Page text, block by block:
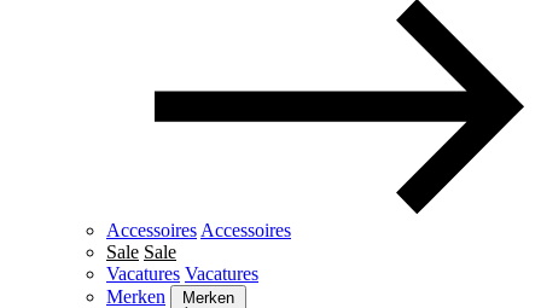
Accessoires Accessoires
Sale Sale
Vacatures Vacatures
Merken
Merken